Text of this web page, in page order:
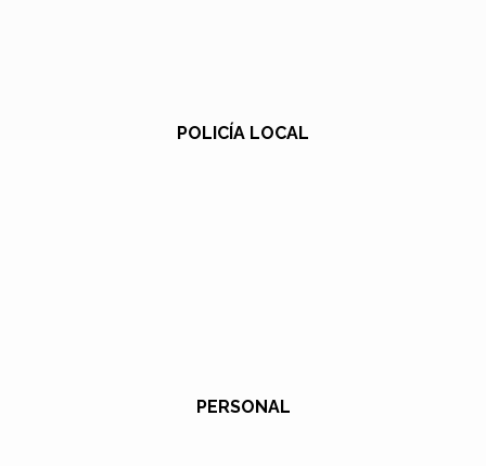
POLICÍA LOCAL
PERSONAL